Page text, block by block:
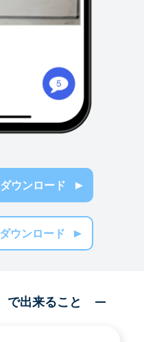
ウンロード
ウンロード
で出来ること